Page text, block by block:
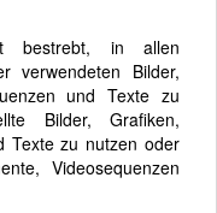
bestrebt, in allen
verwendeten Bilder,
und Texte zu
Bilder, Grafiken,
Texte zu nutzen oder
Videosequenzen